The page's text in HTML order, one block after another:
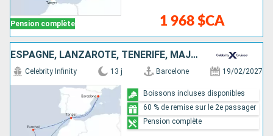
Pension complète 1 968 $CA
ESPAGNE, LANZAROTE, TENERIFE, MAJORQUE, PORTUGAL, MAROC
Celebrity Infinity 13 j Barcelone 19/02/2027
Boissons incluses disponibles
60 % de remise sur le 2e passager
Pension complète